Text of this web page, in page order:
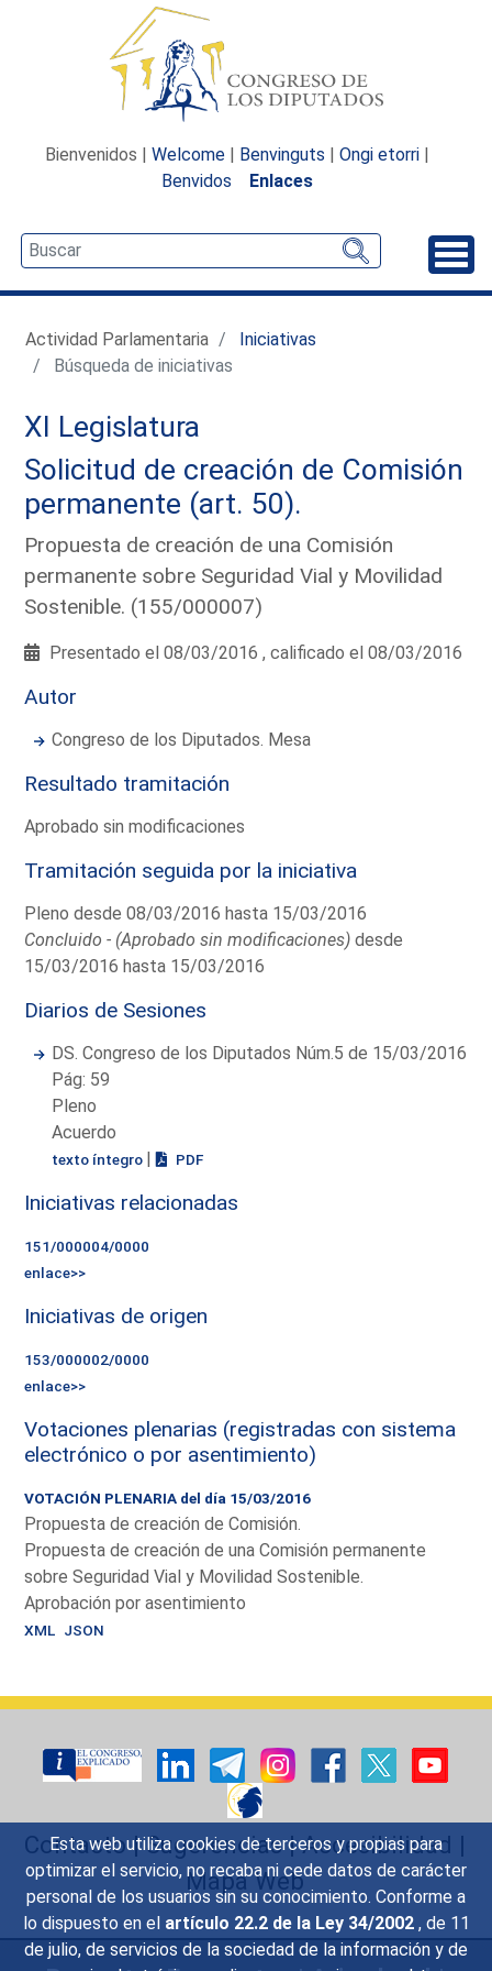
Esta web utiliza cookies de terceros y propias para
optimizar el servicio, no recaba ni cede datos de carácter
personal de los usuarios sin su conocimiento. Conforme a
lo dispuesto en el artículo 22.2 de la Ley 34/2002 , de 11
de julio, de servicios de la sociedad de la información y de
Bienvenidos | Welcome | Benvinguts | Ongi etorri |
Benvidos
Enlaces
Actividad Parlamentaria
Iniciativas
Búsqueda de iniciativas
XI Legislatura
Solicitud de creación de Comisión
permanente (art. 50).
Propuesta de creación de una Comisión
permanente sobre Seguridad Vial y Movilidad
Sostenible. (155/000007)
Presentado el 08/03/2016 , calificado el 08/03/2016
Autor
Congreso de los Diputados. Mesa
Resultado tramitación
Aprobado sin modificaciones
Tramitación seguida por la iniciativa
Pleno desde 08/03/2016 hasta 15/03/2016
Concluido - (Aprobado sin modificaciones) desde
15/03/2016 hasta 15/03/2016
Diarios de Sesiones
DS. Congreso de los Diputados Núm.5 de 15/03/2016
Pág: 59
Pleno
Acuerdo
texto íntegro | PDF
Iniciativas relacionadas
151/000004/0000
enlace>>
Iniciativas de origen
153/000002/0000
enlace>>
Votaciones plenarias (registradas con sistema
electrónico o por asentimiento)
VOTACIÓN PLENARIA del día 15/03/2016
Propuesta de creación de Comisión.
Propuesta de creación de una Comisión permanente
sobre Seguridad Vial y Movilidad Sostenible.
Aprobación por asentimiento
XML JSON
Contacto|Sugerencias|Accesibilidad |
Mapa Web